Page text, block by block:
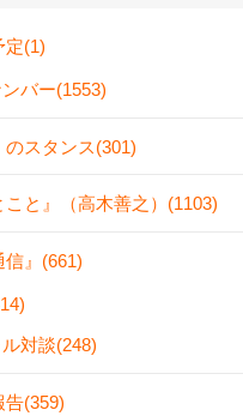
定(1)
バー(1553)
のスタンス(301)
こと』（高木善之）(1103)
信』(661)
対談(248)
告(359)